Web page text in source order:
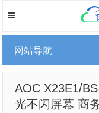
网站导航
AOC X23E1/
光不闪屏幕 商